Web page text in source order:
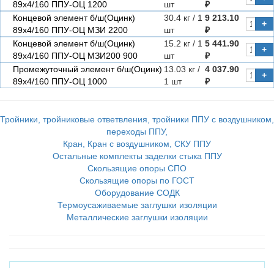
89х4/160 ППУ-ОЦ 1200
шт
₽
Концевой элемент б/ш(Оцинк)
89х4/160 ППУ-ОЦ МЗИ 2200
30.4 кг / 1
шт
9 213.10
₽
+
Концевой элемент б/ш(Оцинк)
89х4/160 ППУ-ОЦ МЗИ200 900
15.2 кг / 1
шт
5 441.90
₽
+
Промежуточный элемент б/ш(Оцинк)
89х4/160 ППУ-ОЦ 1000
13.03 кг /
1 шт
4 037.90
₽
+
Тройники, тройниковые ответвления, тройники ППУ с воздушником,
переходы ППУ,
Кран, Кран с воздушником, СКУ ППУ
Остальные комплекты заделки стыка ППУ
Скользящие опоры СПО
Скользящие опоры по ГОСТ
Оборудование СОДК
Термоусаживаемые заглушки изоляции
Металлические заглушки изоляции